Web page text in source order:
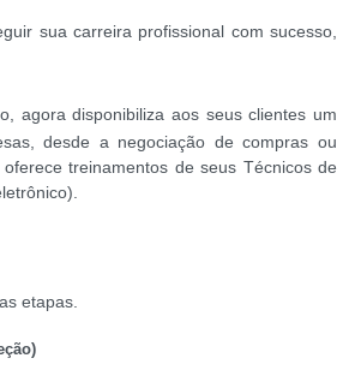
sua carreira profissional com sucesso,
agora disponibiliza aos seus clientes um
desde a negociação de compras ou
treinamentos de seus Técnicos de
etapas.